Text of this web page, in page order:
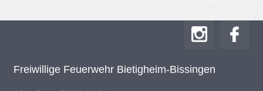
Frei­wil­li­ge Feu­er­wehr Bie­tig­heim-Bis­sin­gen